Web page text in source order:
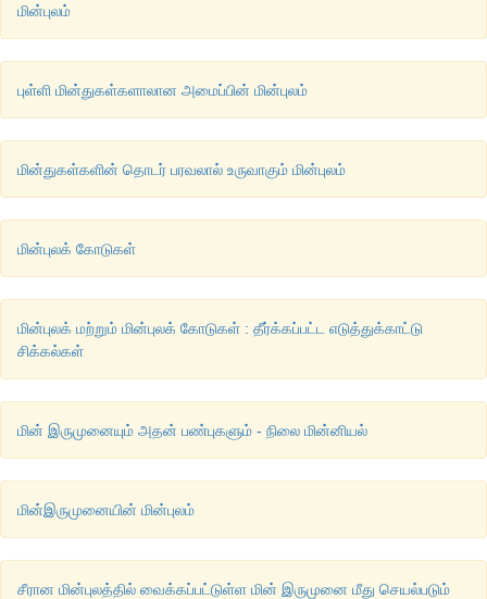
மின்புலம்
புள்ளி மின்துகள்களாலான அமைப்பின் மின்புலம்
மின்துகள்களின் தொடர் பரவலால் உருவாகும் மின்புலம்
மின்புலக் கோடுகள்
மின்புலக் மற்றும் மின்புலக் கோடுகள் : தீர்க்கப்பட்ட எடுத்துக்காட்டு
சிக்கல்கள்
மின் இருமுனையும் அதன் பண்புகளும் - நிலை மின்னியல்
மின்இருமுனையின் மின்புலம்
சீரான மின்புலத்தில் வைக்கப்பட்டுள்ள மின் இருமுனை மீது செயல்படும்